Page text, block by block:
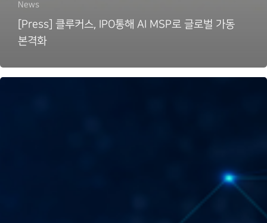
News
[Press] 클루커스, IPO통해 AI MSP로 글로벌 가동
본격화